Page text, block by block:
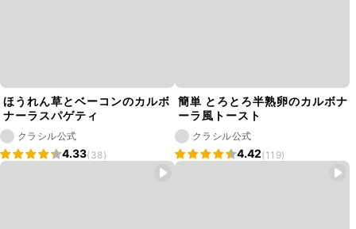
ほうれん草とベーコンのカルボ
ナーラスパゲティ
クラシル公式
4.33(38)
簡単 とろとろ半熟卵のカルボナ
ーラ風トースト
クラシル公式
4.42(119)